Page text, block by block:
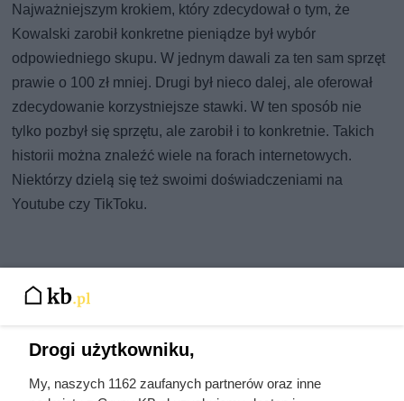
Najważniejszym krokiem, który zdecydował o tym, że
Kowalski zarobił konkretne pieniądze był wybór
odpowiedniego skupu. W jednym dawali za ten sam sprzęt
prawie o 100 zł mniej. Drugi był nieco dalej, ale oferował
zdecydowanie korzystniejsze stawki. W ten sposób nie
tylko pozbył się sprzętu, ale zarobił i to konkretnie. Takich
historii można znaleźć wiele na forach internetowych.
Niektórzy dzielą się też swoimi doświadczeniami na
Youtube czy TikToku.
Drogi użytkowniku,
My, naszych 1162 zaufanych partnerów oraz inne